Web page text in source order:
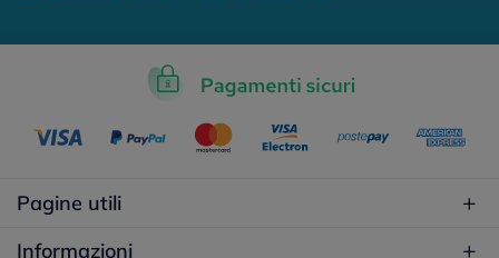
Pagine utili
Informazioni